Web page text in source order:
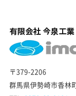
〒379-2206
群馬県伊勢崎市香林